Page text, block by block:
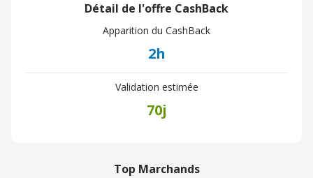
au bien-être annuel ainsi qu'à la gestion des situations d'urgence.
Détail de l'offre CashBack
Apparition du CashBack
2h
Validation estimée
70j
Top Marchands